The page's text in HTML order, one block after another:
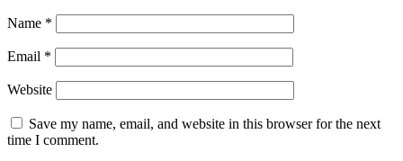
Name *
Email *
Website
Save my name, email, and website in this browser for the next
time I comment.